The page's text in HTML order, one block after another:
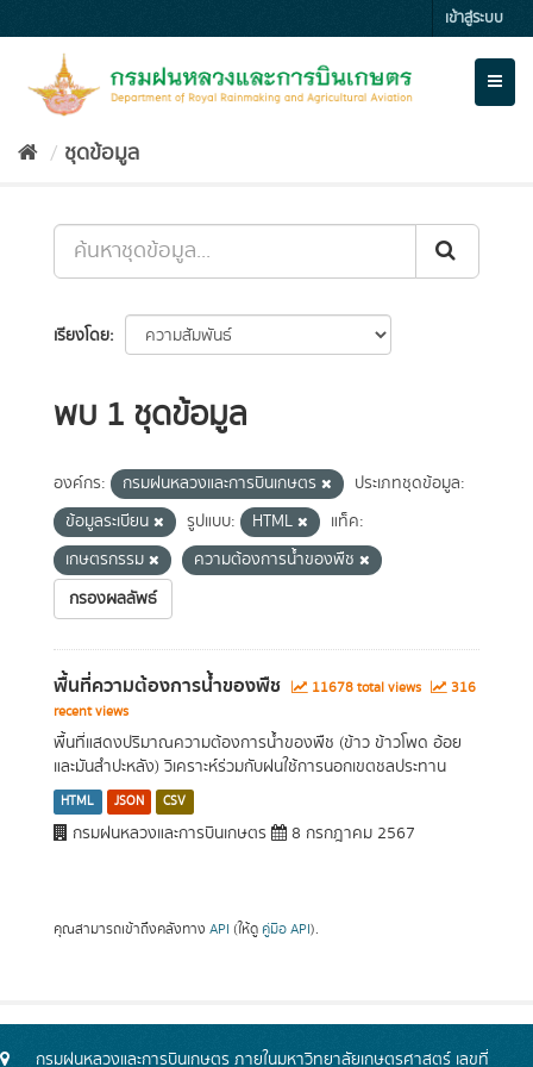
to
เข้าสู่ระบบ
ชุดข้อมูล
เรียงโดย
พบ 1 ชุดข้อมูล
องค์กร: กรมฝนหลวงและการบินเกษตร
ประเภทชุดข้อมูล:
ข้อมูลระเบียน
รูปแบบ: HTML
แท็ค:
เกษตรกรรม
ความต้องการน้ำของพืช
กรองผลลัพธ์
พื้นที่ความต้องการน้ำของพืช 11678 total views
316
recent views
พื้นที่แสดงปริมาณความต้องการน้ำของพืช (ข้าว ข้าวโพด อ้อย
และมันสำปะหลัง) วิเคราะห์ร่วมกับฝนใช้การนอกเขตชลประทาน
HTML JSON CSV
กรมฝนหลวงและการบินเกษตร 8 กรกฎาคม 2567
คุณสามารถเข้าถึงคลังทาง API (ให้ดู คู่มือ API).
กรมฝนหลวงและการบินเกษตร ภายในมหาวิทยาลัยเกษตรศาสตร์ เลขที่